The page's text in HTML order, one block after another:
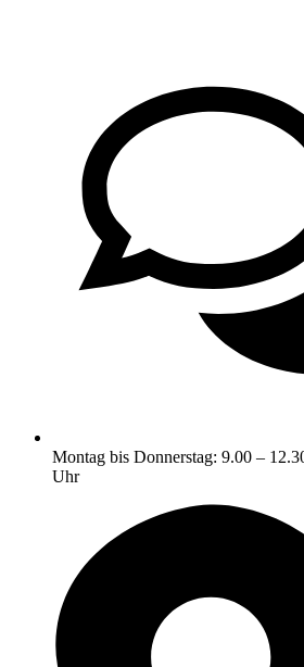
Montag bis Donnerstag: 9.00 –
Uhr